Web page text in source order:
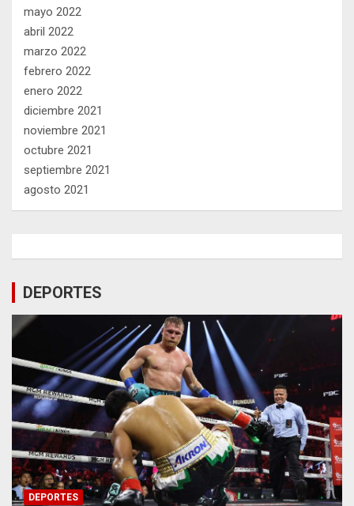
mayo 2022
abril 2022
marzo 2022
febrero 2022
enero 2022
diciembre 2021
noviembre 2021
octubre 2021
septiembre 2021
agosto 2021
DEPORTES
DEPORTES